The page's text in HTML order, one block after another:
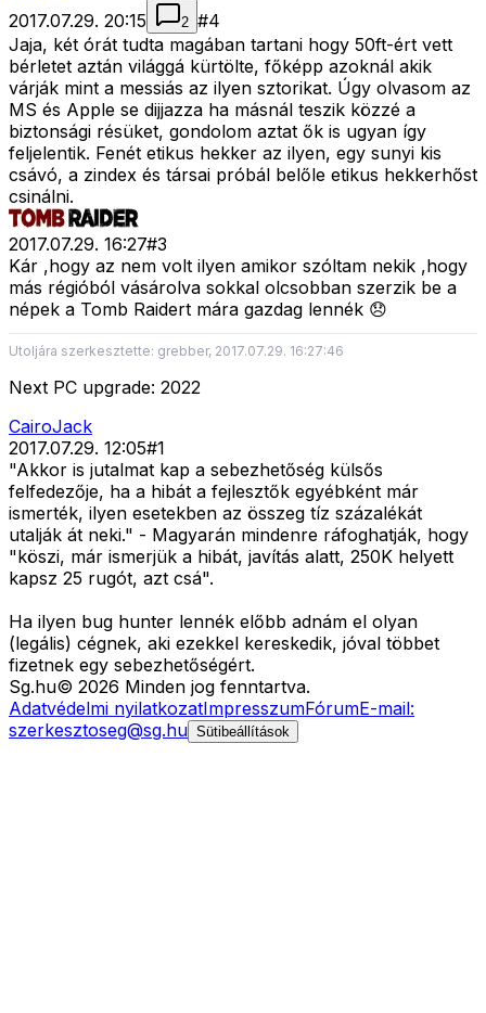
2017.07.29. 20:15
2 #4
Jaja, két órát tudta magában tartani hogy 50ft-ért vett
bérletet aztán világgá kürtölte, főképp azoknál akik
várják mint a messiás az ilyen sztorikat. Úgy olvasom az
MS és Apple se dijjazza ha másnál teszik közzé a
biztonsági résüket, gondolom aztat ők is ugyan így
feljelentik. Fenét etikus hekker az ilyen, egy sunyi kis
csávó, a zindex és társai próbál belőle etikus hekkerhőst
csinálni.
2017.07.29. 16:27#3
Kár ,hogy az nem volt ilyen amikor szóltam nekik ,hogy
más régióból vásárolva sokkal olcsobban szerzik be a
népek a Tomb Raidert mára gazdag lennék 😞
Utoljára szerkesztette: grebber, 2017.07.29. 16:27:46
Next PC upgrade: 2022
CairoJack
2017.07.29. 12:05#1
"Akkor is jutalmat kap a sebezhetőség külsős
felfedezője, ha a hibát a fejlesztők egyébként már
ismerték, ilyen esetekben az összeg tíz százalékát
utalják át neki." - Magyarán mindenre ráfoghatják, hogy
"köszi, már ismerjük a hibát, javítás alatt, 250K helyett
kapsz 25 rugót, azt csá".
Ha ilyen bug hunter lennék előbb adnám el olyan
(legális) cégnek, aki ezekkel kereskedik, jóval többet
fizetnek egy sebezhetőségért.
Sg.hu© 2026 Minden jog fenntartva.
Adatvédelmi nyilatkozatImpresszumFórumE-mail:
szerkesztoseg@sg.hu Sütibeállítások